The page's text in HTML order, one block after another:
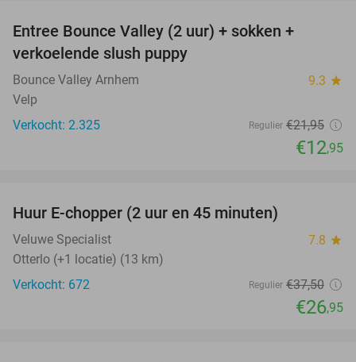
Entree Bounce Valley (2 uur) + sokken +
verkoelende slush puppy
Bounce Valley Arnhem 9.3 star
Velp
Verkocht: 2.325
Regulier €21,95
€12,95
Huur E-chopper (2 uur en 45 minuten)
Veluwe Specialist 7.8 star
Otterlo (+1 locatie) (13 km)
Verkocht: 672
Regulier €37,50
€26,95